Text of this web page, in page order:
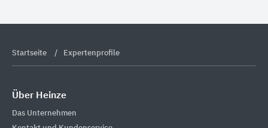
Startseite Expertenprofile
Über Heinze
Das Unternehmen